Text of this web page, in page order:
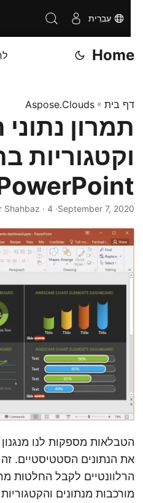
עִברִית
Home
דף בית»
Aspose.Clouds
תמרון
וקטגוריות
PowerPoint
September 7, 2020· Nayyer Shahbaz · 4 דקות
הטבלאות מספקות לנו מנגנון
את הנתונים הסטטיסטיים.
הרלוונטיים לקבל החלטות
מורכבות מנתונים